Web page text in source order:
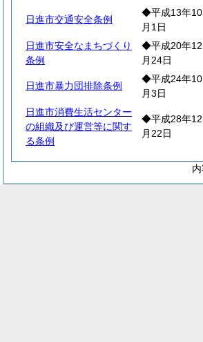
日進市交通安全条例
◆平成13年10
月1日
日進市安全なまちづくり
条例
◆平成20年12
月24日
日進市暴力団排除条例
◆平成24年10
月3日
日進市消費生活センター
の組織及び運営等に関す
る条例
◆平成28年12
月22日